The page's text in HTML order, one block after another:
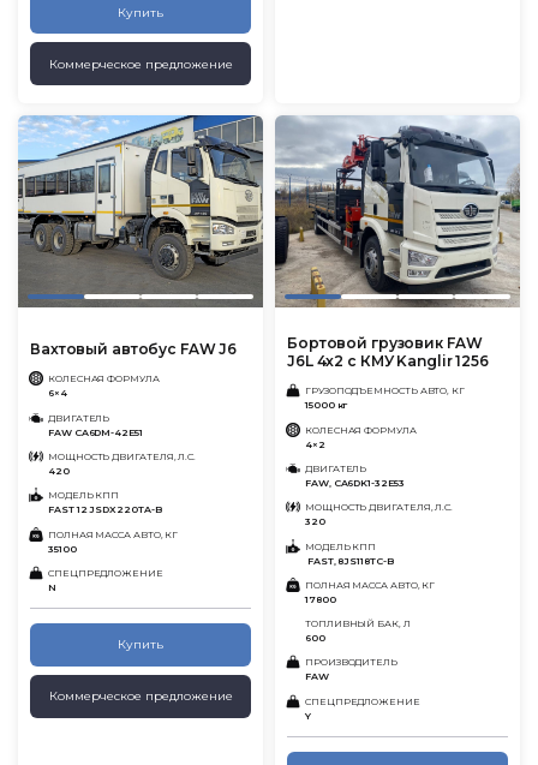
Купить
Коммерческое предложение
Вахтовый автобус FAW J6
КОЛЕСНАЯ ФОРМУЛА
6×4
ДВИГАТЕЛЬ
FAW CA6DM-42E51
МОЩНОСТЬ ДВИГАТЕЛЯ, Л.С.
420
МОДЕЛЬ КПП
FAST 12 JSDX220TA-B
ПОЛНАЯ МАССА АВТО, КГ
35100
СПЕЦПРЕДЛОЖЕНИЕ
N
Купить
Коммерческое предложение
Бортовой грузовик FAW
J6L 4х2 с КМУ Kanglir 1256
ГРУЗОПОДЪЕМНОСТЬ АВТО, КГ
15000 кг
КОЛЕСНАЯ ФОРМУЛА
4×2
ДВИГАТЕЛЬ
FAW, CA6DK1-32E53
МОЩНОСТЬ ДВИГАТЕЛЯ, Л.С.
320
МОДЕЛЬ КПП
FAST, 8JS118TC-B
ПОЛНАЯ МАССА АВТО, КГ
17800
ТОПЛИВНЫЙ БАК, Л
600
ПРОИЗВОДИТЕЛЬ
FAW
СПЕЦПРЕДЛОЖЕНИЕ
Y